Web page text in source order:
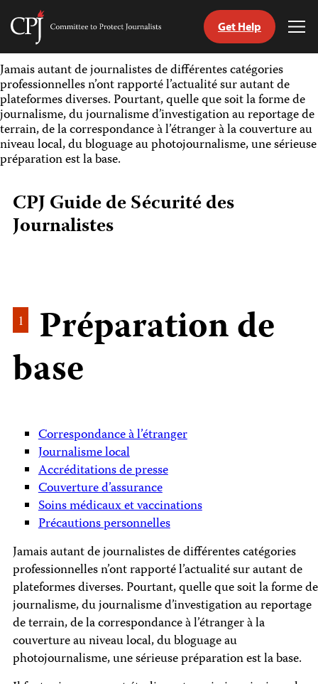
Skip
to
content
Committee
Protect
Journalists
Get Help
Jamais autant de journalistes de différentes catégories
professionnelles n’ont rapporté l’actualité sur autant de
plateformes diverses. Pourtant, quelle que soit la forme de
journalisme, du journalisme d’investigation au reportage de
terrain, de la correspondance à l’étranger à la couverture au
niveau local, du bloguage au photojournalisme, une sérieuse
préparation est la base.
CPJ Guide de Sécurité des
Journalistes
1 Préparation de
base
Correspondance à l’étranger
Journalisme local
Accréditations de presse
Couverture d’assurance
Soins médicaux et vaccinations
Précautions personnelles
Jamais autant de journalistes de différentes catégories
professionnelles n’ont rapporté l’actualité sur autant de
plateformes diverses. Pourtant, quelle que soit la forme de
journalisme, du journalisme d’investigation au reportage
de terrain, de la correspondance à l’étranger à la
couverture au niveau local, du bloguage au
photojournalisme, une sérieuse préparation est la base.